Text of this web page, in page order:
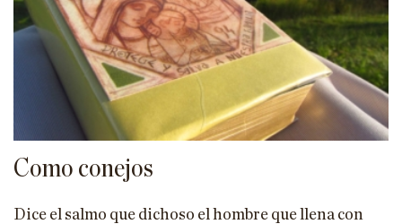
Como conejos
Dice el salmo que dichoso el hombre que llena con